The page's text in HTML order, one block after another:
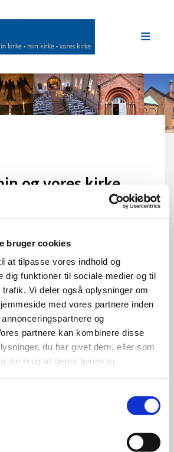
bruger cookies
at tilpasse vores indhold og
dig funktioner til sociale medier og til
Vi deler også oplysninger om
med vores partnere inden
og
partnere kan kombinere disse
du har givet dem, eller som
din brug af deres tjenester.
og vores kirke
pandemien